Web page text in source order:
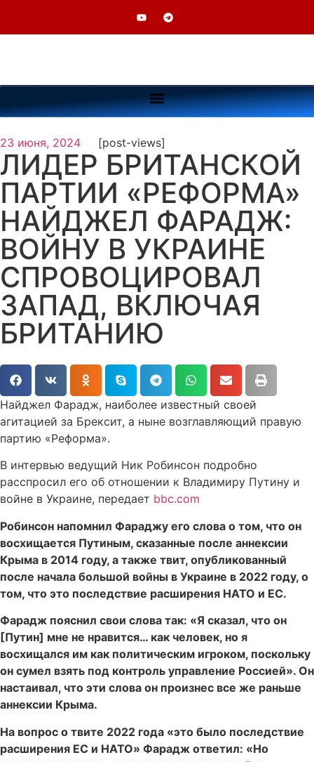
23 июня, 2024 [post-views]
ЛИДЕР БРИТАНСКОЙ
ПАРТИИ «РЕФОРМА»
НАЙДЖЕЛ ФАРАДЖ:
ВОЙНУ В УКРАИНЕ
СПРОВОЦИРОВАЛ
ЗАПАД, ВКЛЮЧАЯ
БРИТАНИЮ
Найджел Фарадж, наиболее известный своей
агитацией за Брексит, а ныне возглавляющий правую
партию «Реформа».
В интервью ведущий Ник Робинсон подробно
расспросил его об отношении к Владимиру Путину и
войне в Украине, передает bbc.com
Робинсон напомнил Фараджу его слова о том, что он
восхищается Путиным, сказанные после аннексии
Крыма в 2014 году, а также твит, опубликованный
после начала большой войны в Украине в 2022 году, о
том, что это последствие расширения НАТО и ЕС.
Фарадж пояснил свои слова так: «Я сказал, что он
[Путин] мне не нравится… как человек, но я
восхищался им как политическим игроком, поскольку
он сумел взять под контроль управление Россией». Он
настаивал, что эти слова он произнес все же раньше
аннексии Крыма.
На вопрос о твите 2022 года «это было последствие
расширения ЕС и НАТО» Фарадж ответил: «Но